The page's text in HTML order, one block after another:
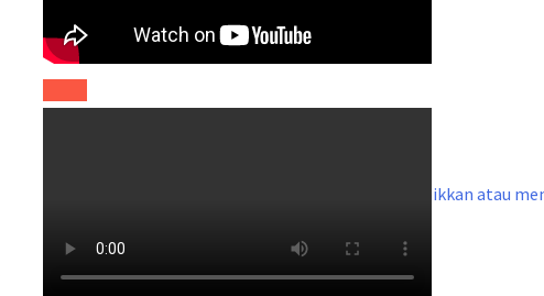
00:00
Gunakan Anak Panah Atas/Bawah untuk menaikkan atau